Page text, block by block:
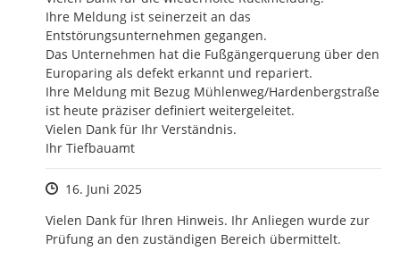
Ihre Meldung ist seinerzeit an das
Entstörungsunternehmen gegangen.
Das Unternehmen hat die Fußgängerquerung über den
Europaring als defekt erkannt und repariert.
Ihre Meldung mit Bezug Mühlenweg/Hardenbergstraße
ist heute präziser definiert weitergeleitet.
Vielen Dank für Ihr Verständnis.
Ihr Tiefbauamt
Zeitpunkt des Erstellens
16. Juni 2025
Vielen Dank für Ihren Hinweis. Ihr Anliegen wurde zur
Prüfung an den zuständigen Bereich übermittelt.